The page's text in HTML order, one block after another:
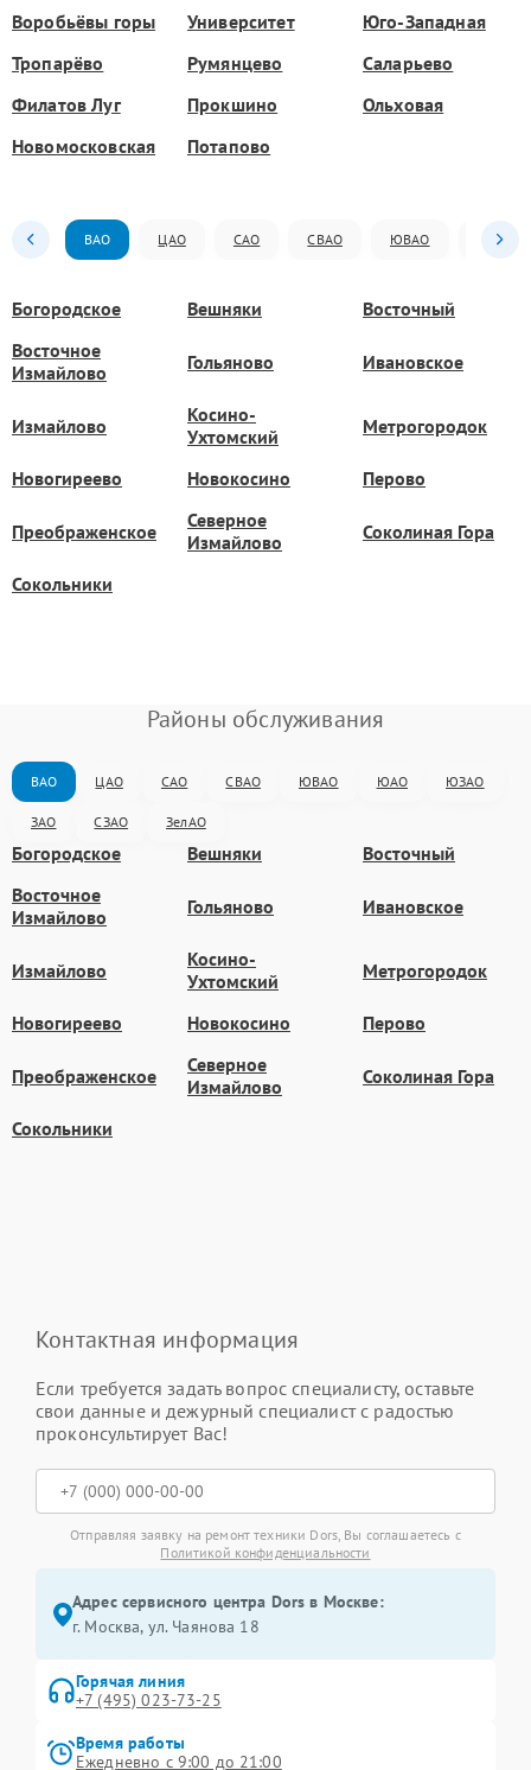
Воробьёвы горы Университет
Юго-Западная
Тропарёво
Румянцево
Саларьево
Филатов Луг
Прокшино
Ольховая
Новомосковская
Потапово
ВАО ЦАО САО СВАО ЮВАО ЮАО
Богородское Вешняки
Восточный
Восточное
Измайлово
Гольяново Ивановское
Измайлово
Косино-
Ухтомский
Метрогородок
Новогиреево Новокосино Перово
Преображенское
Северное
Измайлово
Соколиная Гора
Сокольники
Районы обслуживания
ВАО ЦАО САО СВАО ЮВАО ЮАО ЮЗАО
ЗАО СЗАО ЗелАО
Богородское Вешняки
Восточный
Восточное
Измайлово
Гольяново Ивановское
Измайлово
Косино-
Ухтомский
Метрогородок
Новогиреево Новокосино Перово
Преображенское
Северное
Измайлово
Соколиная Гора
Сокольники
Контактная информация
Если требуется задать вопрос специалисту, оставьте
свои данные и дежурный специалист с радостью
проконсультирует Вас!
Отправляя заявку на ремонт техники Dors, Вы соглашаетесь с
Политикой конфиденциальности
Адрес сервисного центра Dors в Москве:
г. Москва, ул. Чаянова 18
Горячая линия
+7 (495) 023-73-25
Время работы
Ежедневно с 9:00 до 21:00